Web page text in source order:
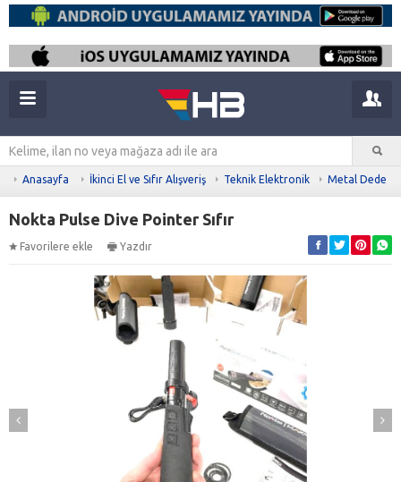
Anasayfa İkinci El ve Sıfır Alışveriş Teknik Elektronik Metal
Nokta Pulse Dive Pointer Sıfır
Favorilere ekle Yazdır